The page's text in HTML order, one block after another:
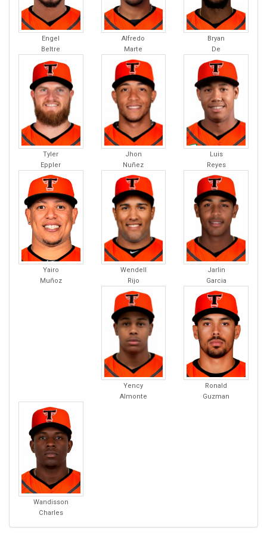
Engel
Beltre
Alfredo
Marte
Bryan
De
Tyler
Eppler
Jhon
Nuñez
Luis
Reyes
Yairo
Muñoz
Wendell
Rijo
Jarlin
Garcia
Yency
Almonte
Ronald
Guzman
Wandisson
Charles